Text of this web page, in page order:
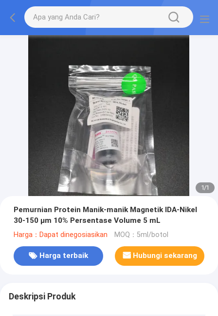
1/1
Pemurnian Protein Manik-manik Magnetik IDA-Nikel
30-150 μm 10% Persentase Volume 5 mL
Harga：Dapat dinegosiasikan MOQ：5ml/botol
Harga terbaik Hubungi sekarang
Deskripsi Produk